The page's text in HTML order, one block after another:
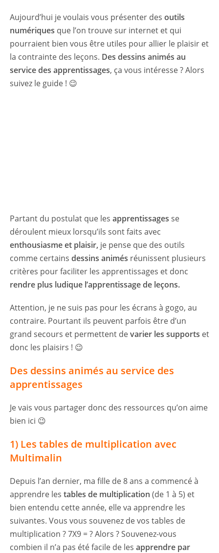
Aujourd’hui je voulais vous présenter des outils
numériques que l’on trouve sur internet et qui
pourraient bien vous être utiles pour allier le plaisir et
la contrainte des leçons. Des dessins animés au
service des apprentissages, ça vous intéresse ? Alors
suivez le guide ! 😉
Partant du postulat que les apprentissages se
déroulent mieux lorsqu’ils sont faits avec
enthousiasme et plaisir, je pense que des outils
comme certains dessins animés réunissent plusieurs
critères pour faciliter les apprentissages et donc
rendre plus ludique l’apprentissage de leçons.
Attention, je ne suis pas pour les écrans à gogo, au
contraire. Pourtant ils peuvent parfois être d’un
grand secours et permettent devarier les supports et
donc les plaisirs ! 😉
Des dessins animés au service des
apprentissages
Je vais vous partager donc des ressources qu’on aime
bien ici 😉
1) Les tables de multiplication avec
Multimalin
Depuis l’an dernier, ma fille de 8 ans a commencé à
apprendre les tables de multiplication (de 1 à 5) et
bien entendu cette année, elle va apprendre les
suivantes. Vous vous souvenez de vos tables de
multiplication ? 7X9 = ? Alors ? Souvenez-vous
combien il n’a pas été facile de les apprendre par